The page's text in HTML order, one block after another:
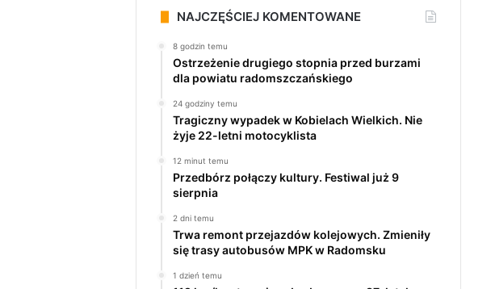
NAJCZĘŚCIEJ KOMENTOWANE
8 godzin temu
Ostrzeżenie drugiego stopnia przed burzami
dla powiatu radomszczańskiego
24 godziny temu
Tragiczny wypadek w Kobielach Wielkich. Nie
żyje 22-letni motocyklista
12 minut temu
Przedbórz połączy kultury. Festiwal już 9
sierpnia
2 dni temu
Trwa remont przejazdów kolejowych. Zmieniły
się trasy autobusów MPK w Radomsku
1 dzień temu